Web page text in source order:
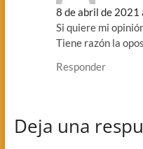
8 de abril de 2021
Si quiere mi
Tiene razón la
Responder
Deja una